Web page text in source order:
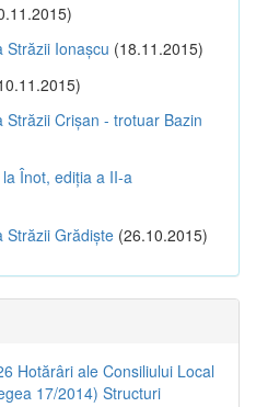
Străzii Ionașcu (18.11.2015)
Străzii Crișan - trotuar Bazin
Înot, ediția a II-a
Străzii Grădiște (26.10.2015)
Hotărâri ale Consiliului Local
17/2014) Structuri